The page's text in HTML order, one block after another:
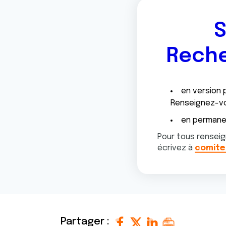
en version
Renseignez-
en
Pour tous
écrivez à
Partager :